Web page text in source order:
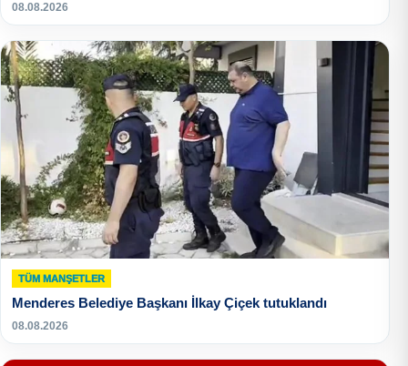
08.08.2026
TÜM MANŞETLER
Menderes Belediye Başkanı İlkay Çiçek tutuklandı
08.08.2026